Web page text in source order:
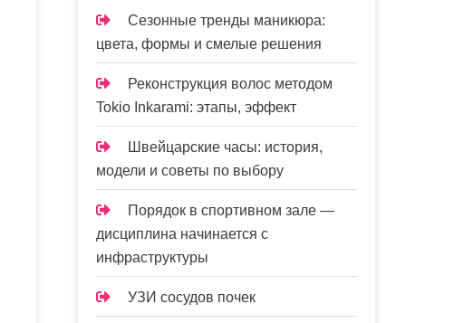
Сезонные тренды маникюра:
цвета, формы и смелые решения
Реконструкция волос методом
Tokio Inkarami: этапы, эффект
Швейцарские часы: история,
модели и советы по выбору
Порядок в спортивном зале —
дисциплина начинается с
инфраструктуры
УЗИ сосудов почек